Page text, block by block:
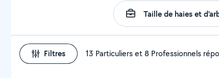
Filtres 13 Particuliers et 8 Professionnels